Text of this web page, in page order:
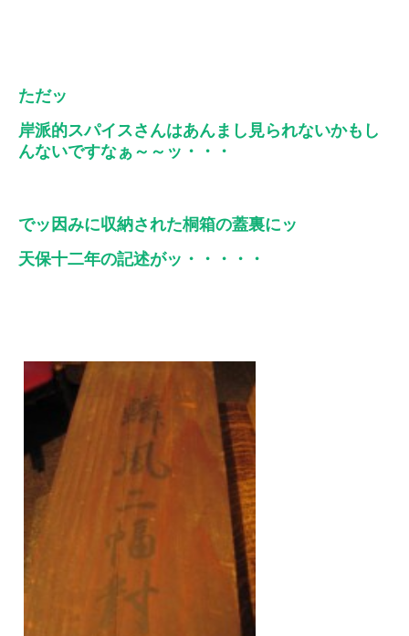
ただッ
岸派的スパイスさんはあんまし見られないかもし
んないですなぁ～～ッ・・・
でッ因みに収納された桐箱の蓋裏にッ
天保十二年の記述がッ・・・・・